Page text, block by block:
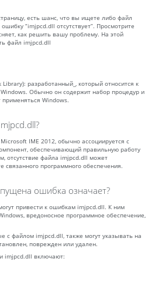
есть шанс, что вы ищете либо файл
“imjpcd.dll отсутствует”. Просмотрите
как решить вашу проблему. На этой
файл imjpcd.dll
разработанный_, который относится к
Обычно он содержит набор процедур и
Windows.
IME 2012, обычно ассоциируется с
обеспечивающий правильную работу
отсутствие файла imjpcd.dll может
связанного программного обеспечения.
ошибка означает?
привести к ошибкам imjpcd.dll. К ним
вредоносное программное обеспечение,
с файлом imjpcd.dll, также могут указывать на
поврежден или удален.
imjpcd.dll включают: